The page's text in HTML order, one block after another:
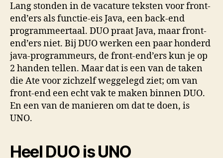
Lang stonden in de vacature teksten voor front-
end’ers als functie-eis Java, een back-end
programmeertaal. DUO praat Java, maar front-
end’ers niet. Bij DUO werken een paar honderd
java-programmeurs, de front-end’ers kun je op
2 handen tellen. Maar dat is een van de taken
die Ate voor zichzelf weggelegd ziet; om van
front-end een echt vak te maken binnen DUO.
En een van de manieren om dat te doen, is
UNO.
Heel DUO is UNO